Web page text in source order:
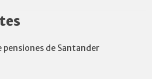
pensiones de Santander